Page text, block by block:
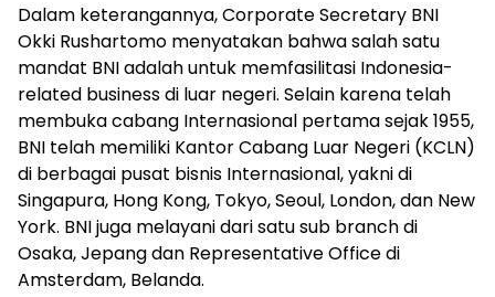
Dalam keterangannya, Corporate Secretary BNI
Okki Rushartomo menyatakan bahwa salah satu
mandat BNI adalah untuk memfasilitasi Indonesia-
related business di luar negeri. Selain karena telah
membuka cabang Internasional pertama sejak 1955,
BNI telah memiliki Kantor Cabang Luar Negeri (KCLN)
di berbagai pusat bisnis Internasional, yakni di
Singapura, Hong Kong, Tokyo, Seoul, London, dan New
York. BNI juga melayani dari satu sub branch di
Osaka, Jepang dan Representative Office di
Amsterdam, Belanda.